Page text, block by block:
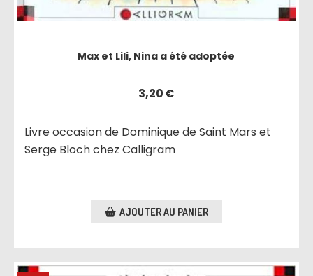
Max et Lili, Nina a été adoptée
3,20€
Livre occasion de Dominique de Saint Mars et
Serge Bloch chez Calligram
AJOUTER AU PANIER